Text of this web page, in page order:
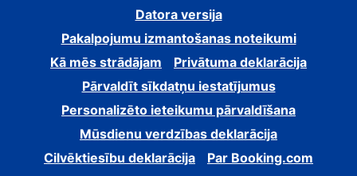
Datora versija
Pakalpojumu izmantošanas noteikumi
Kā mēs strādājam
Privātuma deklarācija
Pārvaldīt sīkdatņu iestatījumus
Personalizēto ieteikumu pārvaldīšana
Mūsdienu verdzības deklarācija
Cilvēktiesību deklarācija
Par Booking.com